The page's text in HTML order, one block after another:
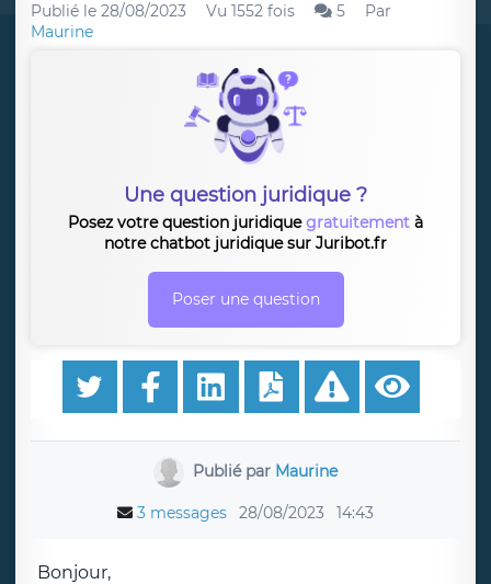
Publié le 28/08/2023 Vu 1552 fois 5
Par
Maurine
Une question juridique ?
Posez votre question juridiquegratuitement à
notre chatbot juridique sur Juribot.fr
Poser une question
Publié par Maurine
3 messages 28/08/2023 14:43
Bonjour,